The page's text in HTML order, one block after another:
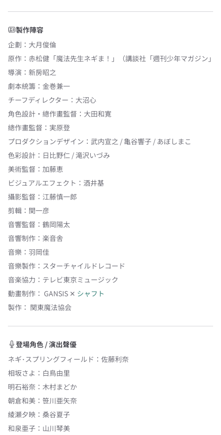
製作陣容
企劃 ： 大月俊倫
原作 ： 赤松健「魔法先生ネギま！」（講談社「週刊少年マガジン」
導演 ： 新房昭之
劇本統籌 ： 金巻兼一
チーフディレクター ： 大沼心
角色設計・總作畫監督 ： 大田和寛
總作畫監督 ： 実原登
プロダクションデザイン ： 武内宣之 / 亀谷響子 / あぼしまこ
色彩設計 ： 日比野仁 / 滝沢いづみ
美術監督 ： 加藤恵
ビジュアルエフェクト ： 酒井基
攝影監督 ： 江藤慎一郎
剪輯 ： 関一彦
音響監督 ： 鶴岡陽太
音響制作 ： 楽音舎
音樂 ： 羽岡佳
音樂製作 ： スターチャイルドレコード
音楽協力 ： テレビ東京ミュージック
動畫制作： GANSIS ✕ シャフト
製作： 関東魔法協会
登場角色 / 演出聲優
ネギ･スプリングフィールド ： 佐藤利奈
相坂さよ ： 白鳥由里
明石裕奈 ： 木村まどか
朝倉和美 ： 笹川亜矢奈
綾瀬夕映 ： 桑谷夏子
和泉亜子 ： 山川琴美